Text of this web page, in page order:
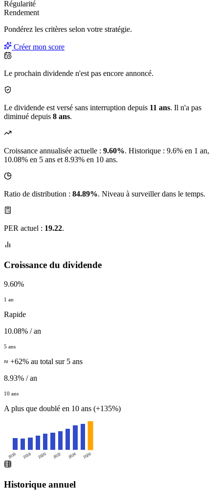
Régularité
Rendement
Pondérez les critères selon votre stratégie.
Créer mon score
Le prochain dividende n'est pas encore annoncé.
Le dividende est versé sans interruption depuis 11 ans. Il n'a pas
diminué depuis 8 ans.
Croissance annualisée actuelle : 9.60%. Historique : 9.6% en 1 an,
10.08% en 5 ans et 8.93% en 10 ans.
Ratio de distribution : 84.89%. Niveau à surveiller dans le temps.
PER actuel : 19.22.
Croissance du dividende
9.60%
1 an
Rapide
10.08% / an
5 ans
≈ +62% au total sur 5 ans
8.93% / an
10 ans
A plus que doublé en 10 ans (+135%)
2016 2018 2020 2022 2024 2026
Historique annuel